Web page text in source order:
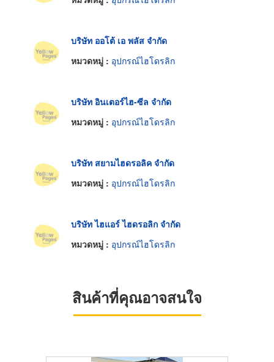
บริษัท ออโต้ เอ พลัส จำกัด
หมวดหมู่ : อุปกรณ์ไฮโดรลิก
บริษัท อินเตอร์ไฮ-ซีล จำกัด
หมวดหมู่ : อุปกรณ์ไฮโดรลิก
บริษัท สยามไฮดรอลิค จำกัด
หมวดหมู่ : อุปกรณ์ไฮโดรลิก
บริษัท ไฮแอร์ ไฮดรอลิก จำกัด
หมวดหมู่ : อุปกรณ์ไฮโดรลิก
สินค้าที่คุณอาจสนใจ